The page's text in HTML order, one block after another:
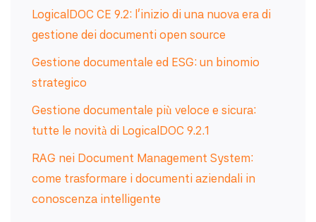
LogicalDOC CE 9.2: l'inizio di una nuova era di
gestione dei documenti open source
Gestione documentale ed ESG: un binomio
strategico
Gestione documentale più veloce e sicura:
tutte le novità di LogicalDOC 9.2.1
RAG nei Document Management System:
come trasformare i documenti aziendali in
conoscenza intelligente